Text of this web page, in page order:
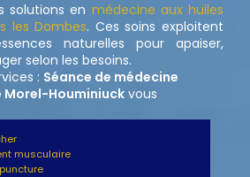
solutions en médecine aux huiles
les Dombes. Ces soins exploitent
naturelles pour apaiser,
selon les besoins.
: Séance de médecine
Morel-Houminiuck vous
musculaire